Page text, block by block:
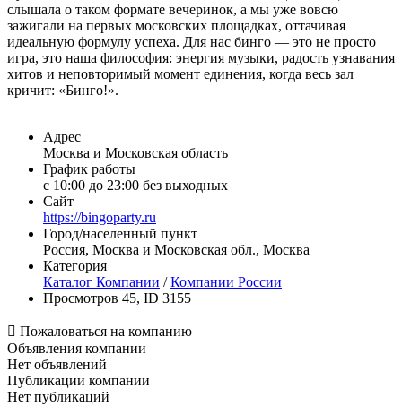
слышала о таком формате вечеринок, а мы уже вовсю
зажигали на первых московских площадках, оттачивая
идеальную формулу успеха. Для нас бинго — это не просто
игра, это наша философия: энергия музыки, радость узнавания
хитов и неповторимый момент единения, когда весь зал
кричит: «Бинго!».
Адрес
Москва и Московская область
График работы
c 10:00 до 23:00 без выходных
Сайт
https://bingoparty.ru
Город/населенный пункт
Россия, Москва и Московская обл., Москва
Категория
Каталог Компании /Компании России
Просмотров 45, ID 3155
 Пожаловаться на компанию
Объявления компании
Нет объявлений
Публикации компании
Нет публикаций